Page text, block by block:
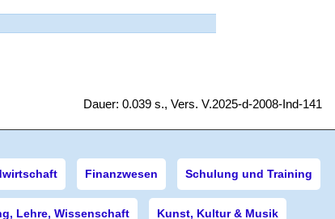
Dauer: 0.039 s., Vers. V.2025-d-2008-Ind-141
Finanzwesen Schulung und Training
Lehre, Wissenschaft Kunst, Kultur & Musik